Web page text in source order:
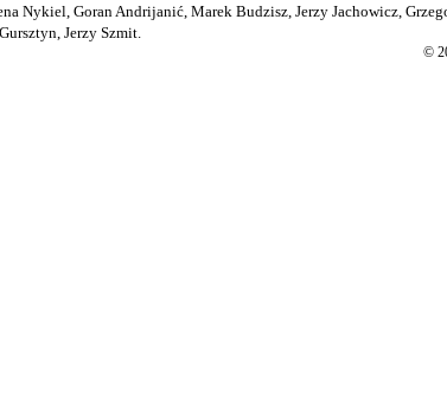
Nykiel, Goran Andrijanić, Marek Budzisz, Jerzy Jachowicz,
Jerzy Szmit.
©